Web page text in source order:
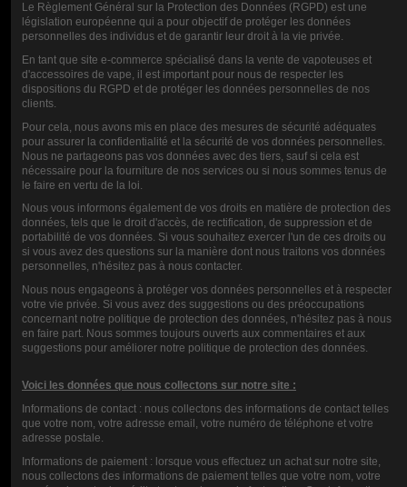
VDLV BOOSTER
10ML
2,20 €
VALUTAZIONE
COMMENTI (0)
Le Règlement Général sur la Protection des Données (RGPD) est une
législation européenne qui a pour objectif de protéger les données
personnelles des individus et de garantir leur droit à la vie privée.
En tant que site e-commerce spécialisé dans la vente de vapoteuses et
d'accessoires de vape, il est important pour nous de respecter les
dispositions du RGPD et de protéger les données personnelles de nos
clients.
Pour cela, nous avons mis en place des mesures de sécurité adéquates
pour assurer la confidentialité et la sécurité de vos données personnelles.
Nous ne partageons pas vos données avec des tiers, sauf si cela est
nécessaire pour la fourniture de nos services ou si nous sommes tenus de
le faire en vertu de la loi.
Nous vous informons également de vos droits en matière de protection des
données, tels que le droit d'accès, de rectification, de suppression et de
portabilité de vos données. Si vous souhaitez exercer l'un de ces droits ou
si vous avez des questions sur la manière dont nous traitons vos données
personnelles, n'hésitez pas à nous contacter.
Nous nous engageons à protéger vos données personnelles et à respecter
votre vie privée. Si vous avez des suggestions ou des préoccupations
concernant notre politique de protection des données, n'hésitez pas à nous
en faire part. Nous sommes toujours ouverts aux commentaires et aux
suggestions pour améliorer notre politique de protection des données.
Voici les données que nous collectons sur notre site :
Informations de contact : nous collectons des informations de contact telles
que votre nom, votre adresse email, votre numéro de téléphone et votre
adresse postale.
Informations de paiement : lorsque vous effectuez un achat sur notre site,
nous collectons des informations de paiement telles que votre nom, votre